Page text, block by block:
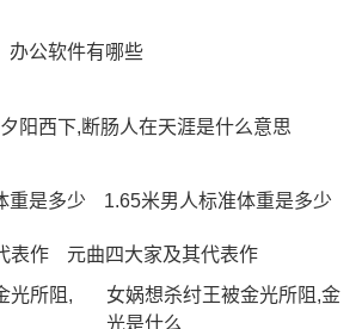
办公软件有哪些
夕阳西下,断肠人在天涯是什么意思
1.65米男人标准体重是多少
元曲四大家及其代表作
女娲想杀纣王被金光所阻,金
光是什么